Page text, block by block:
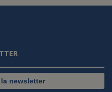
newsletter